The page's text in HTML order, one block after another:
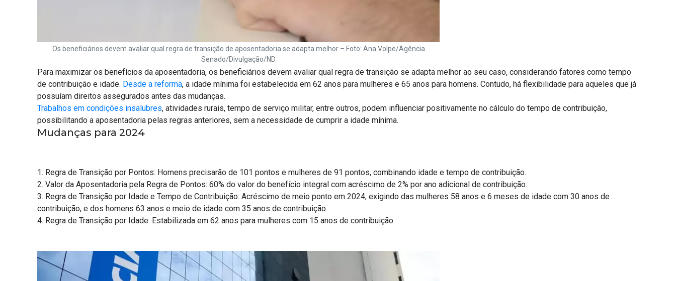
Os beneficiários devem avaliar qual regra de transição de aposentadoria se adapta melhor – Foto: Ana Volpe/Agência
Senado/Divulgação/ND
Para maximizar os benefícios da aposentadoria, os beneficiários devem avaliar qual regra de transição se adapta melhor ao seu caso, considerando fatores como tempo
de contribuição e idade. Desde a reforma, a idade mínima foi estabelecida em 62 anos para mulheres e 65 anos para homens. Contudo, há flexibilidade para aqueles que já
possuíam direitos assegurados antes das mudanças.
Trabalhos em condições insalubres, atividades rurais, tempo de serviço militar, entre outros, podem influenciar positivamente no cálculo do tempo de contribuição,
possibilitando a aposentadoria pelas regras anteriores, sem a necessidade de cumprir a idade mínima.
Mudanças para 2024
1. Regra de Transição por Pontos: Homens precisarão de 101 pontos e mulheres de 91 pontos, combinando idade e tempo de contribuição.
2. Valor da Aposentadoria pela Regra de Pontos: 60% do valor do benefício integral com acréscimo de 2% por ano adicional de contribuição.
3. Regra de Transição por Idade e Tempo de Contribuição: Acréscimo de meio ponto em 2024, exigindo das mulheres 58 anos e 6 meses de idade com 30 anos de
contribuição, e dos homens 63 anos e meio de idade com 35 anos de contribuição.
4. Regra de Transição por Idade: Estabilizada em 62 anos para mulheres com 15 anos de contribuição.